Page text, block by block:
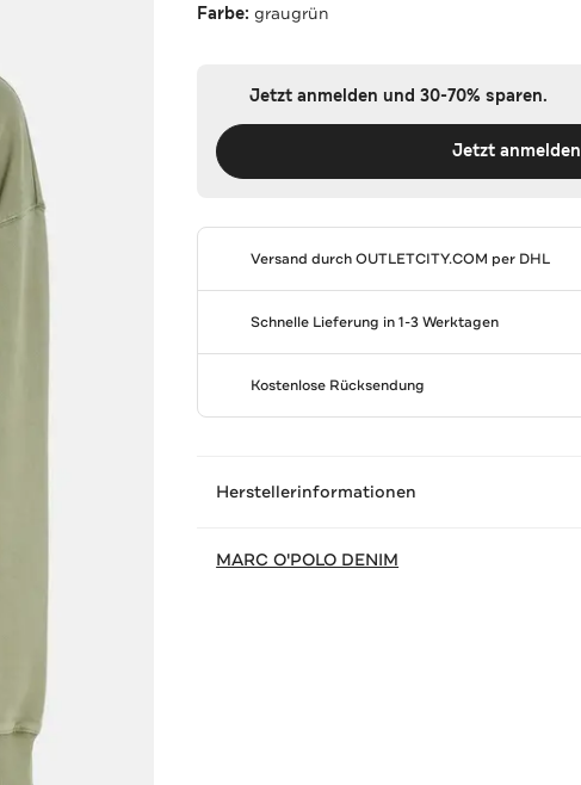
Farbe:graugrün
Jetzt anmelden und 30-70% sparen.
Jetzt anmelden
Versand durchOUTLETCITY.COM per DHL
Schnelle Lieferung in 1-3 Werktagen
Kostenlose Rücksendung
Herstellerinformationen
MARC O'POLO DENIM